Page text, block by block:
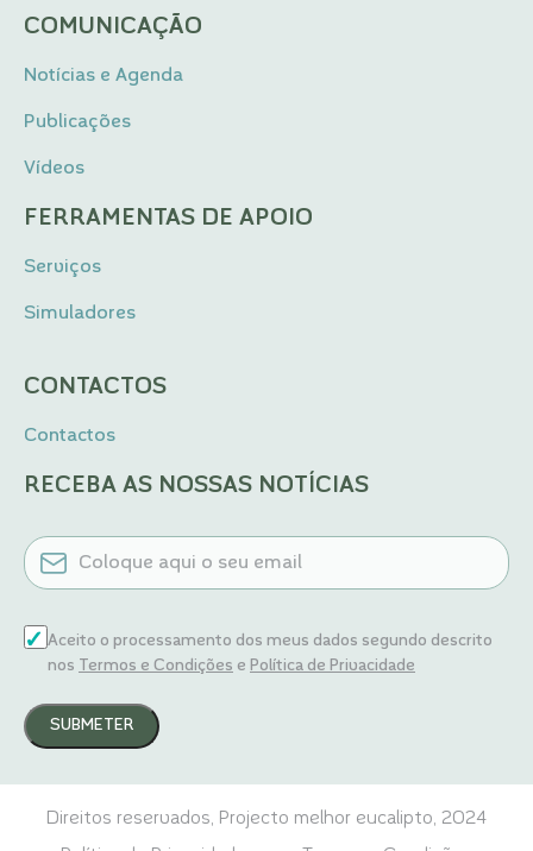
COMUNICAÇÃO
Notícias e Agenda
Publicações
Vídeos
FERRAMENTAS DE APOIO
Serviços
Simuladores
CONTACTOS
Contactos
RECEBA AS NOSSAS NOTÍCIAS
EMAIL
CONSENTIMENTO
Aceito o processamento dos meus dados segundo descrito
nos Termos e Condições e Política de Privacidade
Direitos reservados, Projecto melhor eucalipto, 2024